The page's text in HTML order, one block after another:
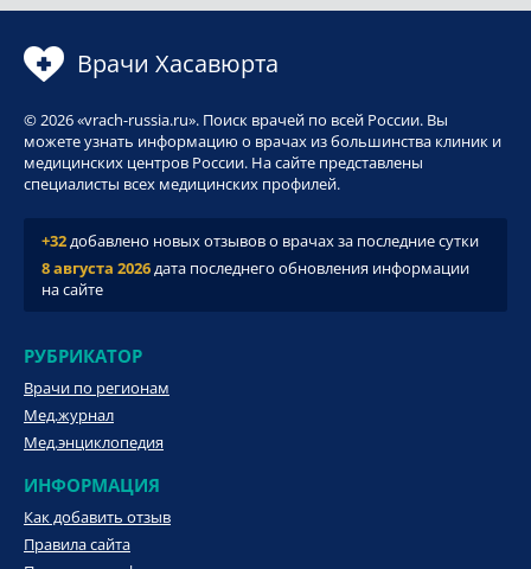
Врачи Хасавюрта
© 2026 «vrach-russia.ru». Поиск врачей по всей России. Вы
можете узнать информацию о врачах из большинства клиник и
медицинских центров России. На сайте представлены
специалисты всех медицинских профилей.
+32добавлено новых отзывов о врачах за последние сутки
8 августа 2026дата последнего обновления информации
на сайте
РУБРИКАТОР
Врачи по регионам
Мед.журнал
Мед.энциклопедия
ИНФОРМАЦИЯ
Как добавить отзыв
Правила сайта